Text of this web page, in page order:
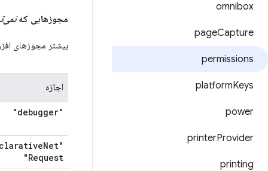
omnibox
pageCapture
permissions
platformKeys
power
printerProvider
printing
مجوزهایی که
بیشتر مجوزهای
اجازه
"debugger"
"declarative
Net
Request"